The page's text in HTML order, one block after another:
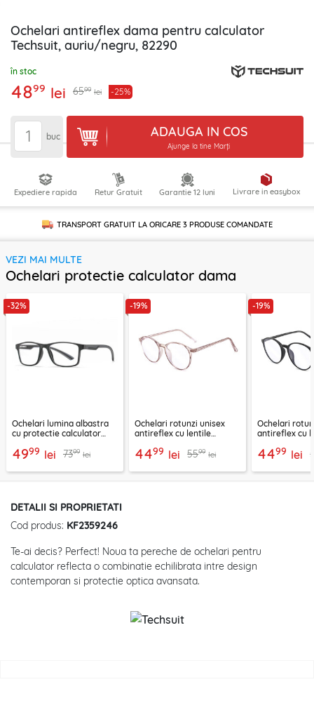
Ochelari antireflex dama pentru calculator
Techsuit, auriu/negru, 82290
în stoc
4899 lei 6599 lei -25%
buc ADAUGA IN COS
Ajunge la tine Marți
Expediere rapida Retur Gratuit Garantie 12 luni Livrare in easybox
TRANSPORT GRATUIT LA ORICARE 3 PRODUSECOMANDATE
VEZI MAI MULTE
Ochelari protectie calculator dama
-32%
Ochelari lumina albastra
cu protectie calculator
4999 lei 7399 lei
-19%
Ochelari rotunzi unisex
antireflex cu lentile
F8551-C3
4499 lei 5599 lei
-19%
Ochelari
antireflex cu
F8551-C2
4499 lei
DETALII SI PROPRIETATI
Cod produs: KF2359246
Te-ai decis? Perfect! Noua ta pereche de ochelari pentru
calculator reflecta o combinatie echilibrata intre design
contemporan si protectie optica avansata.